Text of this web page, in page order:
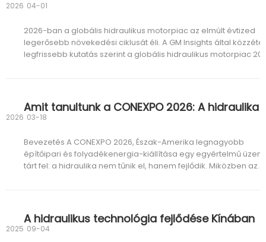
2026-ban a globális hidraulikus motorpiac az elmúlt évtized
legerősebb növekedési ciklusát éli. A GM Insights által
legfrissebb kutatás szerint a globális hidraulikus motorpiac
2026 04-01
Bevezetés A CONEXPO 2026, Észak-Amerika legnagyobb
építőipari és folyadékenergia-kiállítása egy egyértelmű
tárt fel: a hidraulika nem tűnik el, hanem fejlődik. Miközben az
2026 03-18
A hidraulikus technológia fejlődése Kínában
2025 09-04